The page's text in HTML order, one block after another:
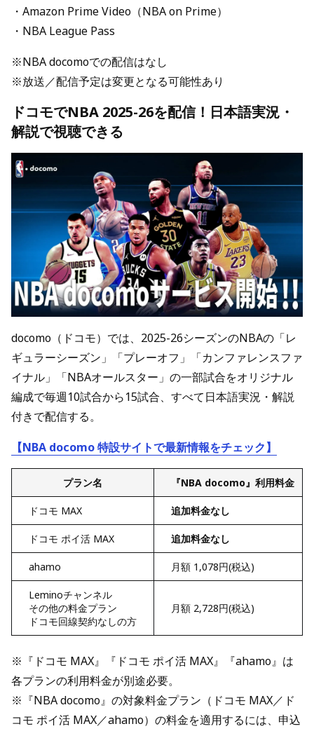
・Amazon Prime Video（NBA on Prime）
・NBA League Pass
※NBA docomoでの配信はなし
※放送／配信予定は変更となる可能性あり
ドコモでNBA 2025-26を配信！日本語実況・
解説で視聴できる
docomo（ドコモ）では、2025-26シーズンのNBAの「レ
ギュラーシーズン」「プレーオフ」「カンファレンスファ
イナル」「NBAオールスター」の一部試合をオリジナル
編成で毎週10試合から15試合、すべて日本語実況・解説
付きで配信する。
【NBA docomo 特設サイトで最新情報をチェック】
プラン名 『NBA docomo』利用料金
ドコモ MAX 追加料金なし
ドコモ ポイ活 MAX 追加料金なし
ahamo 月額 1,078円(税込)
Leminoチャンネル
その他の料金プラン
ドコモ回線契約なしの方
月額 2,728円(税込)
※『ドコモ MAX』『ドコモ ポイ活 MAX』『ahamo』は
各プランの利用料金が別途必要。
※『NBA docomo』の対象料金プラン（ドコモ MAX／ド
コモ ポイ活 MAX／ahamo）の料金を適用するには、申込